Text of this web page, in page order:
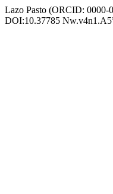
Lazo Pasto (ORCID: 0000-
DOI:10.37785